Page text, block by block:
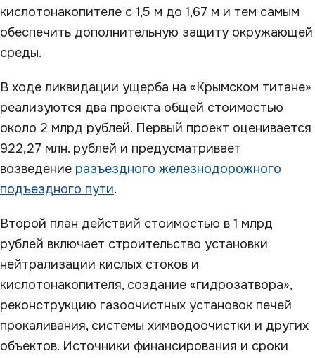
кислотонакопителе с 1,5 м до 1,67 м и тем самым
обеспечить дополнительную защиту окружающей
среды.
В ходе ликвидации ущерба на «Крымском титане»
реализуются два проекта общей стоимостью
около 2 млрд рублей. Первый проект оценивается
922,27 млн. рублей и предусматривает
возведение разъездного железнодорожного
подъездного пути.
Второй план действий стоимостью в 1 млрд
рублей включает строительство установки
нейтрализации кислых стоков и
кислотонакопителя, создание «гидрозатвора»,
реконструкцию газоочистных установок печей
прокаливания, системы химводоочистки и других
объектов. Источники финансирования и сроки